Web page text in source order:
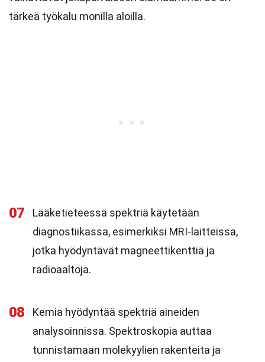
tärkeä työkalu monilla aloilla.
07
Lääketieteessä spektriä käytetään
diagnostiikassa, esimerkiksi MRI-laitteissa,
jotka hyödyntävät magneettikenttiä ja
radioaaltoja.
08
Kemia hyödyntää spektriä aineiden
analysoinnissa. Spektroskopia auttaa
tunnistamaan molekyylien rakenteita ja